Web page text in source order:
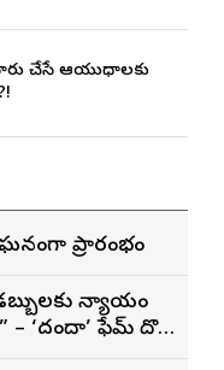
చేసే ఆయుధాలకు
ప్రారంభం
డబ్బులకు న్యాయం
– ‘దందా’ ఫేమ్ దొర